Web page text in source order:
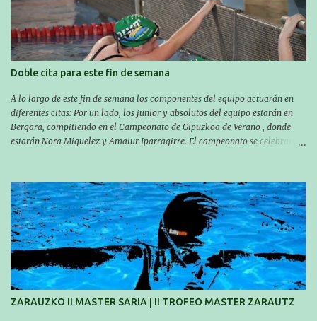
Doble cita para este fin de semana
A lo largo de este fin de semana los componentes del equipo actuarán en
diferentes citas: Por un lado, los junior y absolutos del equipo estarán en
Bergara, compitiendo en el Campeonato de Gipuzkoa de Verano , donde
estarán Nora Miguelez y Amaiur Iparragirre. El campeonato se celebrará
sábado por la tarde a las 16:30. Por otro lado, otro grupo pequeño actuará
en el polideportivo Antzizar de Beasain en el XXIIIº memorial Leire
Contreras , en una mañana popular festiva organizada por el club Igartza.
Las pruebas empezarán a las 10:30, a las 11:30 habrá pruebas populares
australianas y después habrá un almuerzo para todos y todas las
participantes. Toda la información sobre convocatorias y competiciones la
encontraréis en nuestra web, en el siguiente enlace:
https://www.es.buruntzaldeaikt.eus/competici%C3%B3n/egutegia#h.9xisch
p06awl ¡Mucha suert...
ZARAUZKO II MASTER SARIA | II TROFEO MASTER ZARAUTZ